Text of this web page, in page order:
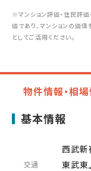
※マンション評価・住民評
価であり、マンションの価
としてご活用ください。
物件情報・相
基本情報
交通
西武新
東武東